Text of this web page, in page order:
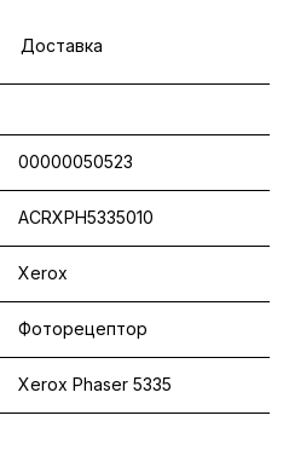
Доставка
00000050523
ACRXPH5335010
Xerox
Фоторецептор
Xerox Phaser 5335